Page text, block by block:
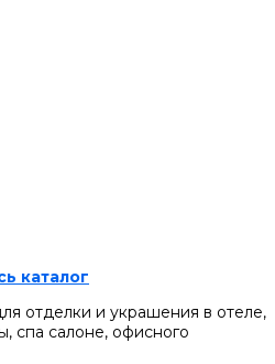
каталог
отделки и украшения в отеле,
спа салоне, офисного